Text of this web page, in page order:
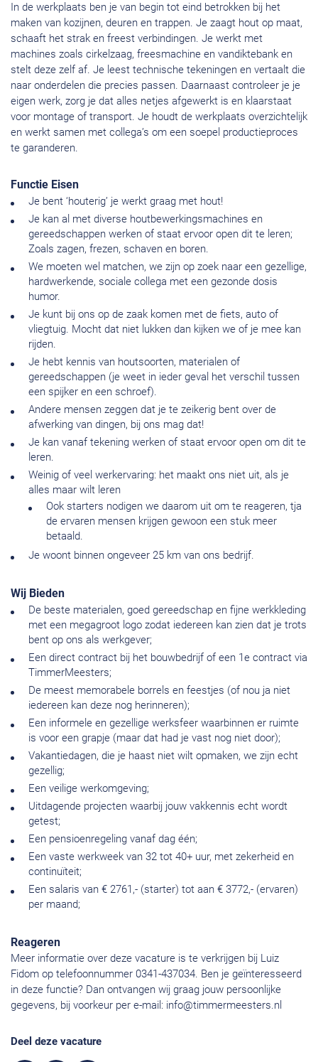
In de werkplaats ben je van begin tot eind betrokken bij het
maken van kozijnen, deuren en trappen. Je zaagt hout op maat,
schaaft het strak en freest verbindingen. Je werkt met
machines zoals cirkelzaag, freesmachine en vandiktebank en
stelt deze zelf af. Je leest technische tekeningen en vertaalt die
naar onderdelen die precies passen. Daarnaast controleer je je
eigen werk, zorg je dat alles netjes afgewerkt is en klaarstaat
voor montage of transport. Je houdt de werkplaats overzichtelijk
en werkt samen met collega’s om een soepel productieproces
te garanderen.
Functie Eisen
Je bent ‘houterig’ je werkt graag met hout!
Je kan al met diverse houtbewerkingsmachines en
gereedschappen werken of staat ervoor open dit te leren;
Zoals zagen, frezen, schaven en boren.
We moeten wel matchen, we zijn op zoek naar een gezellige,
hardwerkende, sociale collega met een gezonde dosis
humor.
Je kunt bij ons op de zaak komen met de fiets, auto of
vliegtuig. Mocht dat niet lukken dan kijken we of je mee kan
rijden.
Je hebt kennis van houtsoorten, materialen of
gereedschappen (je weet in ieder geval het verschil tussen
een spijker en een schroef).
Andere mensen zeggen dat je te zeikerig bent over de
afwerking van dingen, bij ons mag dat!
Je kan vanaf tekening werken of staat ervoor open om dit te
leren.
Weinig of veel werkervaring: het maakt ons niet uit, als je
alles maar wilt leren
Ook starters nodigen we daarom uit om te reageren, tja
de ervaren mensen krijgen gewoon een stuk meer
betaald.
Je woont binnen ongeveer 25 km van ons bedrijf.
Wij Bieden
De beste materialen, goed gereedschap en fijne werkkleding
met een megagroot logo zodat iedereen kan zien dat je trots
bent op ons als werkgever;
Een direct contract bij het bouwbedrijf of een 1e contract via
TimmerMeesters;
De meest memorabele borrels en feestjes (of nou ja niet
iedereen kan deze nog herinneren);
Een informele en gezellige werksfeer waarbinnen er ruimte
is voor een grapje (maar dat had je vast nog niet door);
Vakantiedagen, die je haast niet wilt opmaken, we zijn echt
gezellig;
Een veilige werkomgeving;
Uitdagende projecten waarbij jouw vakkennis echt wordt
getest;
Een pensioenregeling vanaf dag één;
Een vaste werkweek van 32 tot 40+ uur, met zekerheid en
continuïteit;
Een salaris van € 2761,- (starter) tot aan € 3772,- (ervaren)
per maand;
Reageren
Meer informatie over deze vacature is te verkrijgen bij Luiz
Fidom op telefoonnummer 0341-437034. Ben je geïnteresseerd
in deze functie? Dan ontvangen wij graag jouw persoonlijke
gegevens, bij voorkeur per e-mail: info@timmermeesters.nl
Deel deze vacature